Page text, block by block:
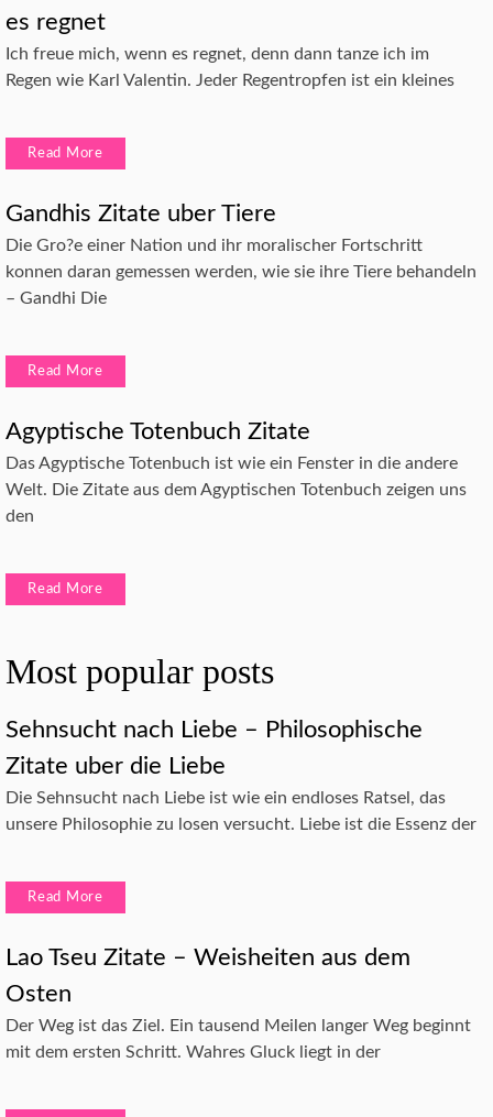
es regnet
Ich freue mich, wenn es regnet, denn dann tanze ich im
Regen wie Karl Valentin. Jeder Regentropfen ist ein kleines
Read More
Gandhis Zitate uber Tiere
Die Gro?e einer Nation und ihr moralischer Fortschritt
konnen daran gemessen werden, wie sie ihre Tiere behandeln
– Gandhi Die
Read More
Agyptische Totenbuch Zitate
Das Agyptische Totenbuch ist wie ein Fenster in die andere
Welt. Die Zitate aus dem Agyptischen Totenbuch zeigen uns
den
Read More
Most popular posts
Sehnsucht nach Liebe – Philosophische
Zitate uber die Liebe
Die Sehnsucht nach Liebe ist wie ein endloses Ratsel, das
unsere Philosophie zu losen versucht. Liebe ist die Essenz der
Read More
Lao Tseu Zitate – Weisheiten aus dem
Osten
Der Weg ist das Ziel. Ein tausend Meilen langer Weg beginnt
mit dem ersten Schritt. Wahres Gluck liegt in der